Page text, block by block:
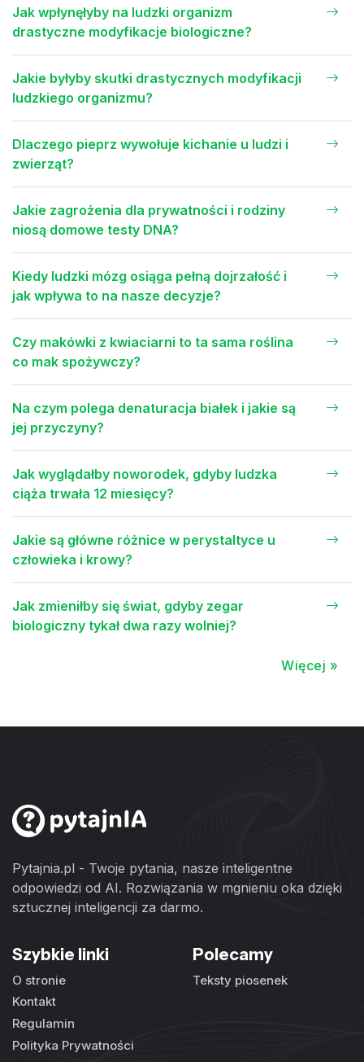
Jak wpłynęłyby na ludzki organizm
drastyczne modyfikacje biologiczne?
Jakie byłyby skutki drastycznych modyfikacji
ludzkiego organizmu?
Dlaczego pieprz wywołuje kichanie u ludzi i
zwierząt?
Jakie zagrożenia dla prywatności i rodziny
niosą domowe testy DNA?
Kiedy ludzki mózg osiąga pełną dojrzałość i
jak wpływa to na nasze decyzje?
Czy makówki z kwiaciarni to ta sama roślina
co mak spożywczy?
Na czym polega denaturacja białek i jakie są
jej przyczyny?
Jak wyglądałby noworodek, gdyby ludzka
ciąża trwała 12 miesięcy?
Jakie są główne różnice w perystaltyce u
człowieka i krowy?
Jak zmieniłby się świat, gdyby zegar
biologiczny tykał dwa razy wolniej?
Więcej »
Pytajnia.pl - Twoje pytania, nasze inteligentne
odpowiedzi od AI. Rozwiązania w mgnieniu oka dzięki
sztucznej inteligencji za darmo.
Szybkie linki
O stronie
Kontakt
Regulamin
Polityka Prywatności
Polecamy
Teksty piosenek